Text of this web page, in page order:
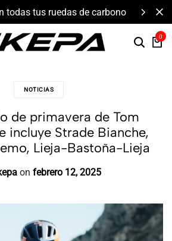
todas tus ruedas de carbono
0
NOTICIAS
de primavera de Tom
incluye Strade Bianche,
Lieja-Bastoña-Lieja
on febrero 12, 2025